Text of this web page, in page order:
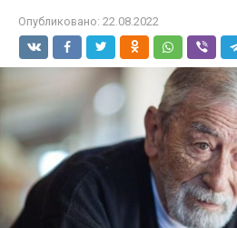
Опубликовано: 22.08.2022